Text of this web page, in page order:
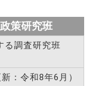
策研究班
る調査研究班
：令和8年6月）